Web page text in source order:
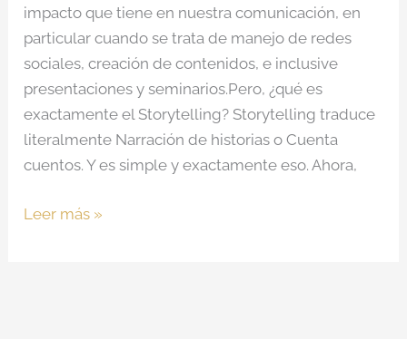
impacto que tiene en nuestra comunicación, en
particular cuando se trata de manejo de redes
sociales, creación de contenidos, e inclusive
presentaciones y seminarios.Pero, ¿qué es
exactamente el Storytelling? Storytelling traduce
literalmente Narración de historias o Cuenta
cuentos. Y es simple y exactamente eso. Ahora,
Leer más »